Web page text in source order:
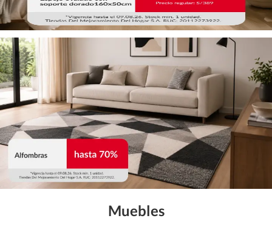
Muebles